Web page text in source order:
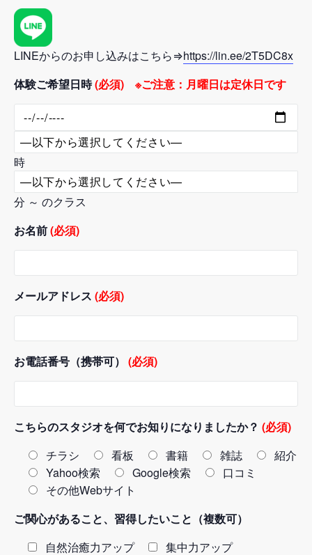
LINEからのお申し込みはこちら⇒https://lin.ee/2T5DC8x
体験ご希望日時(必須) ※ご注意：月曜日は定休日です
時
分 ～ のクラス
お名前(必須)
メールアドレス (必須)
お電話番号（携帯可） (必須)
こちらのスタジオを何でお知りになりましたか？ (必須)
チラシ
看板 書籍 雑誌
紹介
Yahoo検索
Google検索
口コミ
その他Webサイト
ご関心があること、習得したいこと（複数可）
自然治癒力アップ
集中力アップ